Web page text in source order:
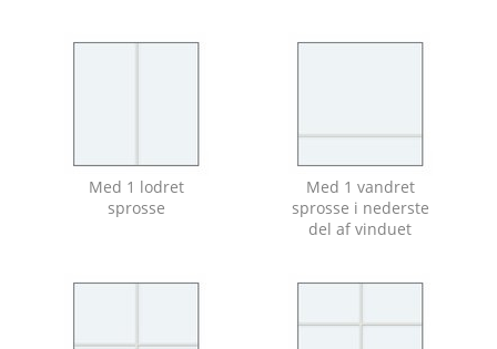
Med 1 lodret
sprosse
Med 1 vandret
sprosse i nederste
del af vinduet